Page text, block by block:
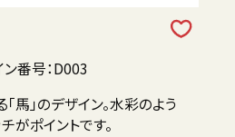
番号：D003
馬」のデザイン。水彩のよう
がポイントです。